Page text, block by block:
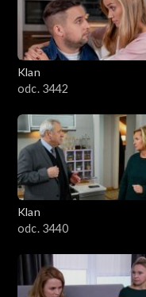
Klan
odc. 3442
Klan
odc. 3440